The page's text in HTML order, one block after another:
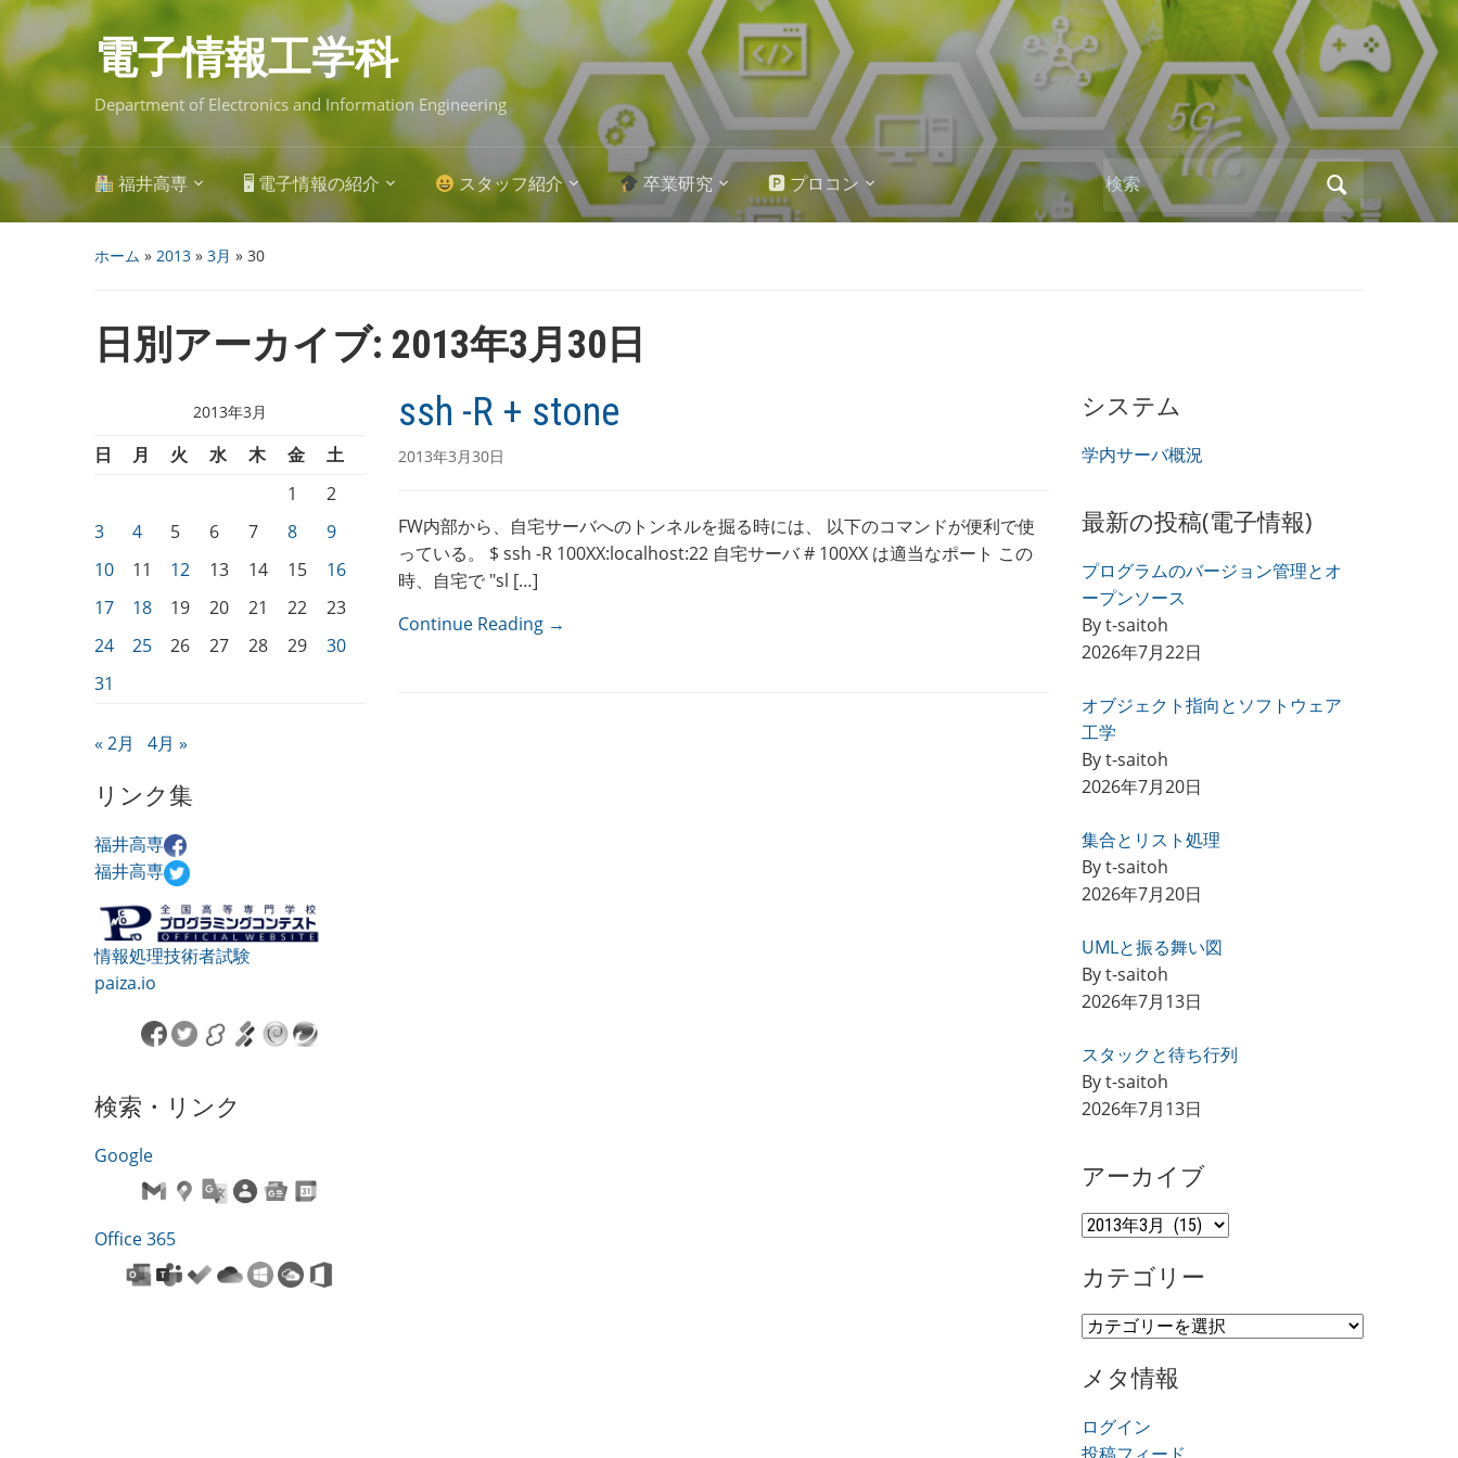
Skip
to
main
content 電子情報工学科
Department of Electronics and Information Engineering
福井高専 🖥 電子情報の紹介 スタッフ紹介 卒業研究 🅿 プロコン
Search
for:
ホーム » 2013 » 3月 » 30
日別アーカイブ: 2013年3月30日
2013年3月
日 月 火 水 木 金
土
1
2
3
4 5 6 7 8
9
10
11 12 13 14 15
16
17
18 19 20 21 22
23
24
25 26 27 28 29
30
31
« 2月 4月 »
リンク集
福井高専
福井高専
情報処理技術者試験
paiza.io
検索・リンク
Google
Office 365
ssh -R + stone
2013年3月30日
FW内部から、自宅サーバへのトンネルを掘る時には、 以下のコマンドが便利で使
っている。 $ ssh -R 100XX:localhost:22 自宅サーバ # 100XX は適当なポート この
時、自宅で "sl […]
Continue Reading →
システム
学内サーバ概況
最新の投稿(電子情報)
プログラムのバージョン管理とオ
ープンソース
By t-saitoh
2026年7月22日
オブジェクト指向とソフトウェア
工学
By t-saitoh
2026年7月20日
集合とリスト処理
By t-saitoh
2026年7月20日
UMLと振る舞い図
By t-saitoh
2026年7月13日
スタックと待ち行列
By t-saitoh
2026年7月13日
アーカイブ
ア
カ
ブ
カテゴリー
カ
ゴ
ー
メタ情報
ログイン